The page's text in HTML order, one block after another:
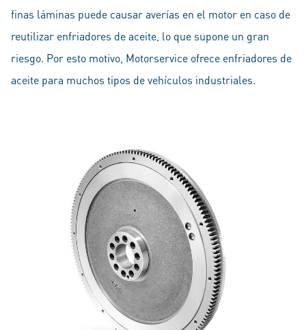
finas láminas puede causar averías en el motor en caso de
reutilizar enfriadores de aceite, lo que supone un gran
riesgo. Por esto motivo, Motorservice ofrece enfriadores de
aceite para muchos tipos de vehículos industriales.